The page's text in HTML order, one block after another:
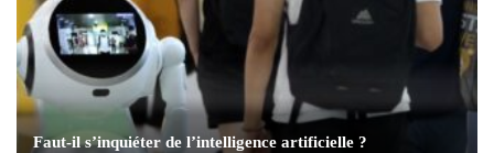
Faut-il s’inquiéter de l’intelligence artificielle ?